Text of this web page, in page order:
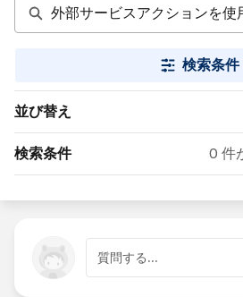
https://help.salesforce.com/s/
assistance.
検索条件
並び替え
検索条件 0 件
質問する...